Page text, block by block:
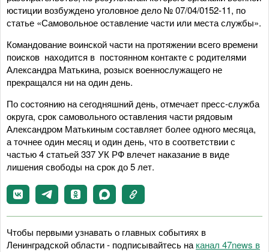
юстиции возбуждено уголовное дело № 07/04/0152-11, по
статье «Самовольное оставление части или места службы».
Командование воинской части на протяжении всего времени
поисков находится в постоянном контакте с родителями
Александра Матькина, розыск военнослужащего не
прекращался ни на один день.
По состоянию на сегодняшний день, отмечает пресс-служба
округа, срок самовольного оставления части рядовым
Александром Матькиным составляет более одного месяца,
а точнее один месяц и один день, что в соответствии с
частью 4 статьей 337 УК РФ влечет наказание в виде
лишения свободы на срок до 5 лет.
Чтобы первыми узнавать о главных событиях в
Ленинградской области - подписывайтесь на канал 47news в